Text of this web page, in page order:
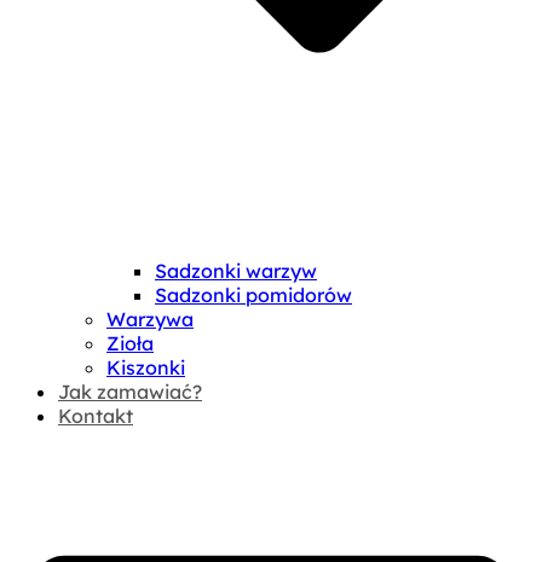
Sadzonki warzyw
Sadzonki pomidorów
Warzywa
Zioła
Kiszonki
Jak zamawiać?
Kontakt